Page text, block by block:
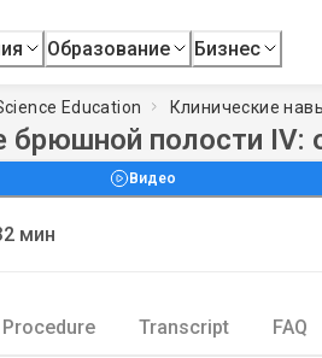
Образование Бизнес
Education Клинические
брюшной полости IV:
Видео
мин
Procedure Transcript FAQ